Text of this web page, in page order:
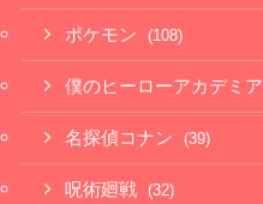
ポケモン (108)
僕のヒーローアカデミア
名探偵コナン (39)
呪術廻戦 (32)